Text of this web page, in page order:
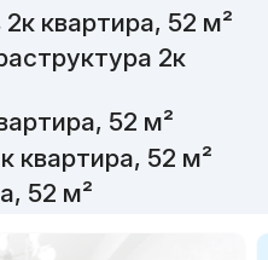
квартира, 52 м²
2к
52 м²
квартира, 52 м²
52 м²